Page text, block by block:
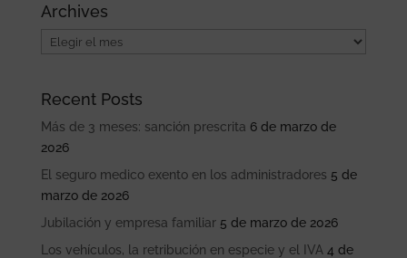
Archives
Archives
Recent Posts
Más de 3 meses: sanción prescrita 6 de marzo de
2026
El seguro medico exento en los administradores 5 de
marzo de 2026
Jubilación y empresa familiar 5 de marzo de 2026
Los vehículos, la retribución en especie y el IVA 4 de